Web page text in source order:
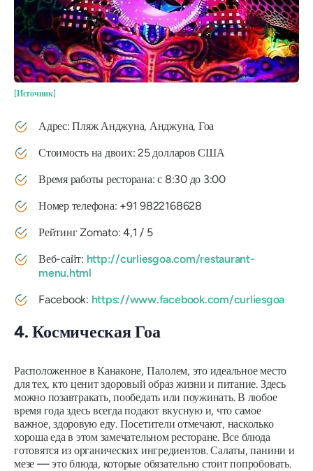
[Источник]
Адрес: Пляж Анджуна, Анджуна, Гоа
Стоимость на двоих: 25 долларов США
Время работы ресторана: с 8:30 до 3:00
Номер телефона: +91 9822168628
Рейтинг Zomato: 4,1 / 5
Веб-сайт: http://curliesgoa.com/restaurant-
menu.html
Facebook: https://www.facebook.com/curliesgoa
4. Космическая Гоа
Расположенное в Канаконе, Палолем, это идеальное место
для тех, кто ценит здоровый образ жизни и питание. Здесь
можно позавтракать, пообедать или поужинать. В любое
время года здесь всегда подают вкусную и, что самое
важное, здоровую еду. Посетители отмечают, насколько
хороша еда в этом замечательном ресторане. Все блюда
готовятся из органических ингредиентов. Салаты, панини и
мезе — это блюда, которые обязательно стоит попробовать.